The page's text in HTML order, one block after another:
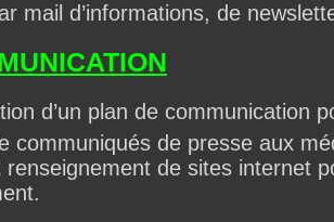
mail d’informations, de
d’un plan de communication
communiqués de presse aux
renseignement de sites internet